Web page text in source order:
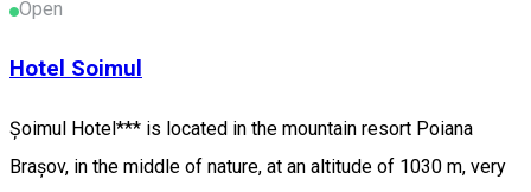
Open
Hotel Soimul
Șoimul Hotel*** is located in the mountain resort Poiana
Brașov, in the middle of nature, at an altitude of 1030 m, very